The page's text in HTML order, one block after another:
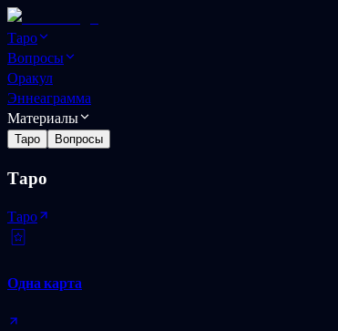
Таро
Вопросы
Оракул
Эннеаграмма
Материалы
Таро Вопросы
Таро
Таро
Одна карта